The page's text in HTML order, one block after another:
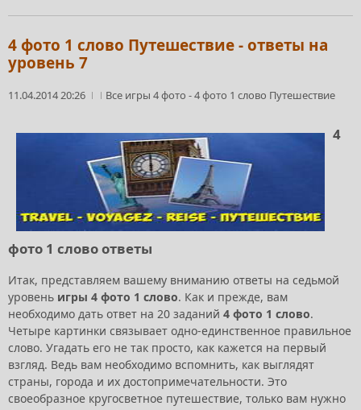
4 фото 1 слово Путешествие - ответы на
уровень 7
11.04.2014 20:26 Все игры 4 фото -4 фото 1 слово Путешествие
4
фото 1 слово ответы
Итак, представляем вашему вниманию ответы на седьмой
уровень игры 4 фото 1 слово. Как и прежде, вам
необходимо дать ответ на 20 заданий 4 фото 1 слово.
Четыре картинки связывает одно-единственное правильное
слово. Угадать его не так просто, как кажется на первый
взгляд. Ведь вам необходимо вспомнить, как выглядят
страны, города и их достопримечательности. Это
своеобразное кругосветное путешествие, только вам нужно